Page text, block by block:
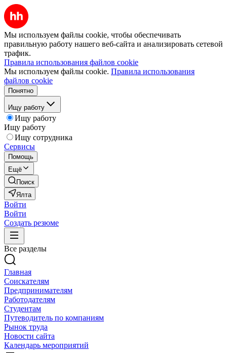
Мы используем файлы cookie, чтобы обеспечивать
правильную работу нашего веб-сайта и анализировать сетевой
трафик.
Правила использования файлов cookie
Мы используем файлы cookie. Правила использования
файлов cookie
Понятно
Ищу работу
Ищу работу
Ищу работу
Ищу сотрудника
Сервисы
Помощь
Ещё
Поиск
Ялта
Войти
Войти
Создать резюме
Все разделы
Главная
Соискателям
Предпринимателям
Работодателям
Студентам
Путеводитель по компаниям
Рынок труда
Новости сайта
Календарь мероприятий